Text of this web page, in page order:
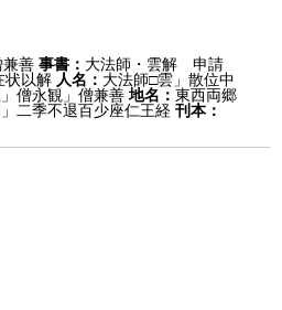
兼善 事書： 大法師・雲解 申請
状以解 人名： 大法師□雲」散位中
僧永観」僧兼善 地名：東西両郷
二季不退百少座仁王経刊本：